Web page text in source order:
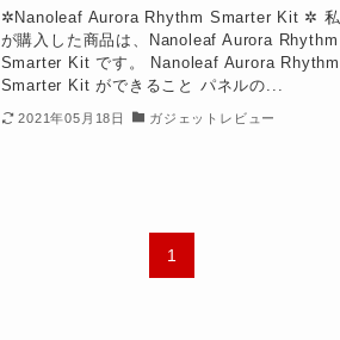
✲Nanoleaf Aurora Rhythm Smarter Kit ✲ 私
が購入した商品は、Nanoleaf Aurora Rhythm
Smarter Kit です。 Nanoleaf Aurora Rhythm
Smarter Kit ができること パネルの...
2021年05月18日 ガジェットレビュー
1